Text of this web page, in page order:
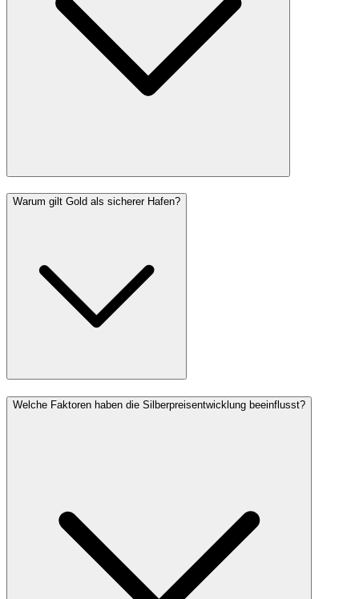
Warum gilt Gold als sicherer Hafen?
Welche Faktoren haben die Silberpreisentwicklung beeinflusst?